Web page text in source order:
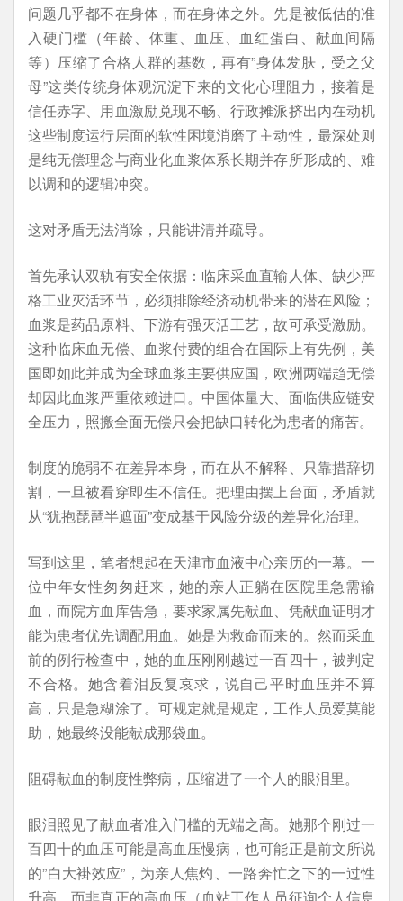
问题几乎都不在身体，而在身体之外。先是被低估的准
入硬门槛（年龄、体重、血压、血红蛋白、献血间隔
等）压缩了合格人群的基数，再有”身体发肤，受之父
母”这类传统身体观沉淀下来的文化心理阻力，接着是
信任赤字、用血激励兑现不畅、行政摊派挤出内在动机
这些制度运行层面的软性困境消磨了主动性，最深处则
是纯无偿理念与商业化血浆体系长期并存所形成的、难
以调和的逻辑冲突。
这对矛盾无法消除，只能讲清并疏导。
首先承认双轨有安全依据：临床采血直输人体、缺少严
格工业灭活环节，必须排除经济动机带来的潜在风险；
血浆是药品原料、下游有强灭活工艺，故可承受激励。
这种临床血无偿、血浆付费的组合在国际上有先例，美
国即如此并成为全球血浆主要供应国，欧洲两端趋无偿
却因此血浆严重依赖进口。中国体量大、面临供应链安
全压力，照搬全面无偿只会把缺口转化为患者的痛苦。
制度的脆弱不在差异本身，而在从不解释、只靠措辞切
割，一旦被看穿即生不信任。把理由摆上台面，矛盾就
从“犹抱琵琶半遮面”变成基于风险分级的差异化治理。
写到这里，笔者想起在天津市血液中心亲历的一幕。一
位中年女性匆匆赶来，她的亲人正躺在医院里急需输
血，而院方血库告急，要求家属先献血、凭献血证明才
能为患者优先调配用血。她是为救命而来的。然而采血
前的例行检查中，她的血压刚刚越过一百四十，被判定
不合格。她含着泪反复哀求，说自己平时血压并不算
高，只是急糊涂了。可规定就是规定，工作人员爱莫能
助，她最终没能献成那袋血。
阻碍献血的制度性弊病，压缩进了一个人的眼泪里。
眼泪照见了献血者准入门槛的无端之高。她那个刚过一
百四十的血压可能是高血压慢病，也可能正是前文所说
的”白大褂效应”，为亲人焦灼、一路奔忙之下的一过性